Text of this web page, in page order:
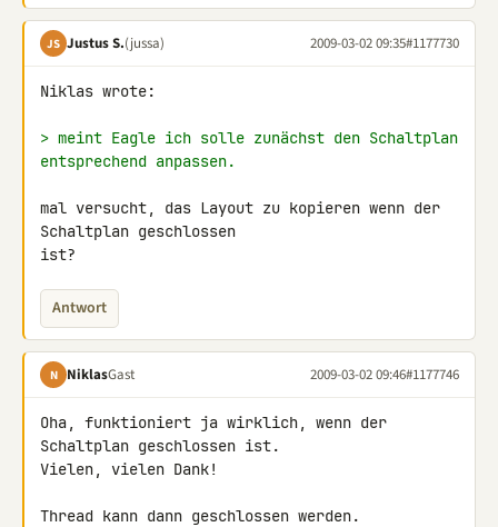
JS Justus S.(jussa) 2009-03-02 09:35#1177730
Niklas wrote:
> meint Eagle ich solle zunächst den Schaltplan
entsprechend anpassen.
mal versucht, das Layout zu kopieren wenn der
Schaltplan geschlossen
ist?
Antwort
N NiklasGast 2009-03-02 09:46#1177746
Oha, funktioniert ja wirklich, wenn der
Schaltplan geschlossen ist.
Vielen, vielen Dank!
Thread kann dann geschlossen werden.